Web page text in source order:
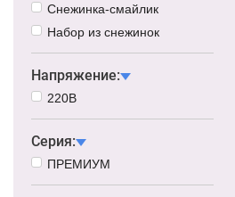
Снежинка-смайлик
Набор из снежинок
Напряжение:
220В
Серия:
ПРЕМИУМ